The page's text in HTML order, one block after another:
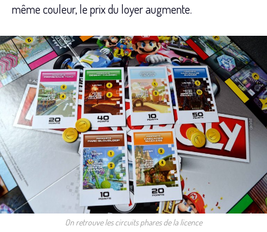
même couleur, le prix du loyer augmente.
On retrouve les circuits phares de la licence